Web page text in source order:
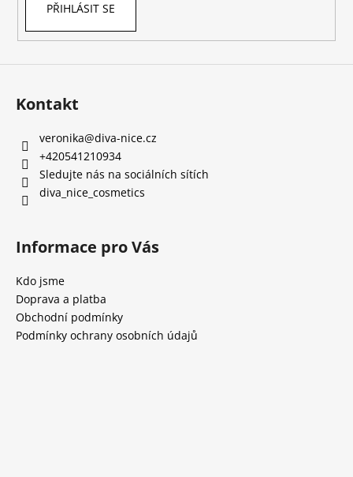
PŘIHLÁSIT SE
Kontakt
veronika@diva-nice.cz
+420541210934
Sledujte nás na sociálních sítích
diva_nice_cosmetics
Informace pro Vás
Kdo jsme
Doprava a platba
Obchodní podmínky
Podmínky ochrany osobních údajů